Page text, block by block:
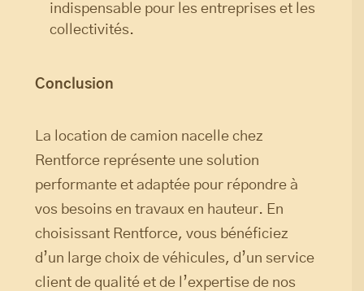
indispensable pour les entreprises et les
collectivités.
Conclusion
La location de camion nacelle chez
Rentforce représente une solution
performante et adaptée pour répondre à
vos besoins en travaux en hauteur. En
choisissant Rentforce, vous bénéficiez
d’un large choix de véhicules, d’un service
client de qualité et de l’expertise de nos